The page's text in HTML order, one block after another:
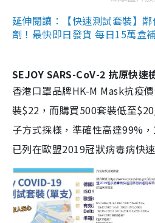
延伸閱讀：【快速測試套裝】
劑！最快即日發貨 每日15萬盒
SEJOY SARS-CoV-2 抗原快速
香港口罩品牌HK-M Mask抗疫
裝$22，而購買500套裝低至
子方式採樣，準確性高達99%
已列在歐盟2019冠狀病毒病快